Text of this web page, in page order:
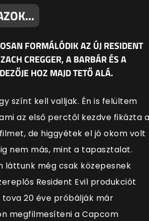
FORMÁLÓDIK AZ ÚJ RESIDENT
CREGGER, A BARBÁR ÉS A
HOZ MAJD TETŐ ALÁ.
színt kell valljak. Én is felültem
az első perctől kezdve fikázta
de higgyétek el jó okom volt
nem más, mint a tapasztalat.
láttunk még csak közepesnek
Resident Evil produkciót
tova 20 éve próbálják már
megfilmesíteni a Capcom